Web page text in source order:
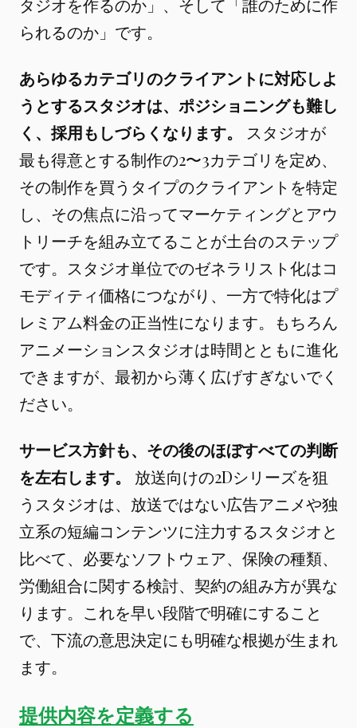
られるのか」です。
あらゆるカテゴリのクライアントに対応しよ
うとするスタジオは、ポジショニングも難し
く、採用もしづらくなります。
スタジオが
最も得意とする制作の2〜3カテゴリを定め、
その制作を買うタイプのクライアントを特定
し、その焦点に沿ってマーケティングとアウ
トリーチを組み立てることが土台のステップ
です。スタジオ単位でのゼネラリスト化はコ
モディティ価格につながり、一方で特化はプ
レミアム料金の正当性になります。もちろん
アニメーションスタジオは時間とともに進化
できますが、最初から薄く広げすぎないでく
ださい。
サービス方針も、その後のほぼすべての判断
を左右します。
放送向けの2Dシリーズを狙
うスタジオは、放送ではない広告アニメや独
立系の短編コンテンツに注力するスタジオと
比べて、必要なソフトウェア、保険の種類、
労働組合に関する検討、契約の組み方が異な
ります。これを早い段階で明確にすること
で、下流の意思決定にも明確な根拠が生まれ
ます。
提供内容を定義する